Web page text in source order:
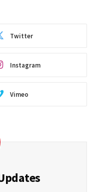
Twitter
Instagram
Vimeo